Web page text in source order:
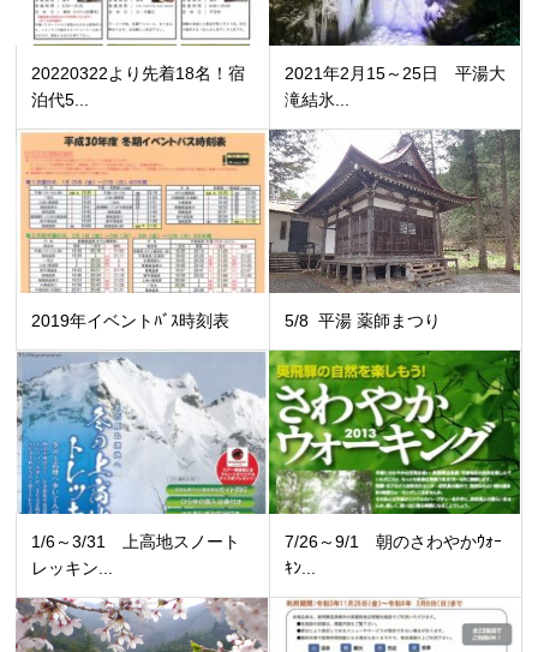
20220322より先着18名！宿
泊代5...
2021年2月15～25日 平湯大
滝結氷...
2019年イベントﾊﾞｽ時刻表 5/8 平湯 薬師まつり
1/6～3/31 上高地スノート
レッキン...
7/26～9/1 朝のさわやかｳｫｰ
ｷﾝ...